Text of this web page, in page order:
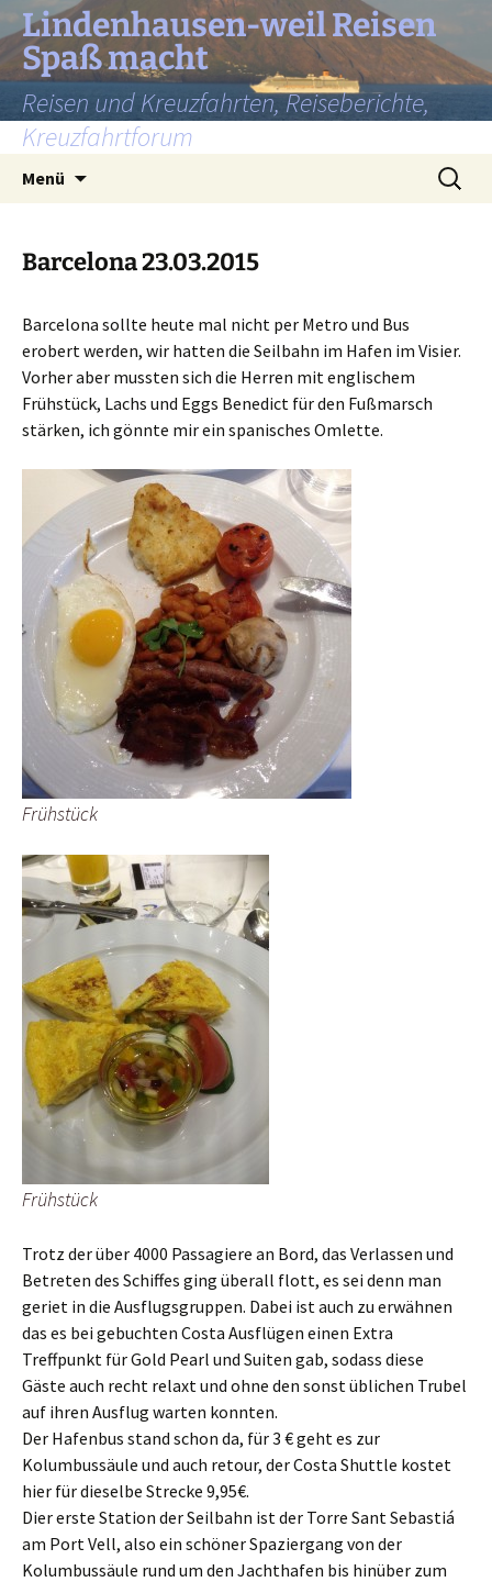
Lindenhausen-weil Reisen
Spaß macht
Reisen und Kreuzfahrten, Reiseberichte,
Kreuzfahrtforum
Menü
Suchen
nach:
Barcelona 23.03.2015
Barcelona sollte heute mal nicht per Metro und Bus
erobert werden, wir hatten die Seilbahn im Hafen im Visier.
Vorher aber mussten sich die Herren mit englischem
Frühstück, Lachs und Eggs Benedict für den Fußmarsch
stärken, ich gönnte mir ein spanisches Omlette.
Frühstück
Frühstück
Trotz der über 4000 Passagiere an Bord, das Verlassen und
Betreten des Schiffes ging überall flott, es sei denn man
geriet in die Ausflugsgruppen. Dabei ist auch zu erwähnen
das es bei gebuchten Costa Ausflügen einen Extra
Treffpunkt für Gold Pearl und Suiten gab, sodass diese
Gäste auch recht relaxt und ohne den sonst üblichen Trubel
auf ihren Ausflug warten konnten.
Der Hafenbus stand schon da, für 3 € geht es zur
Kolumbussäule und auch retour, der Costa Shuttle kostet
hier für dieselbe Strecke 9,95€.
Dier erste Station der Seilbahn ist der Torre Sant Sebastiá
am Port Vell, also ein schöner Spaziergang von der
Kolumbussäule rund um den Jachthafen bis hinüber zum